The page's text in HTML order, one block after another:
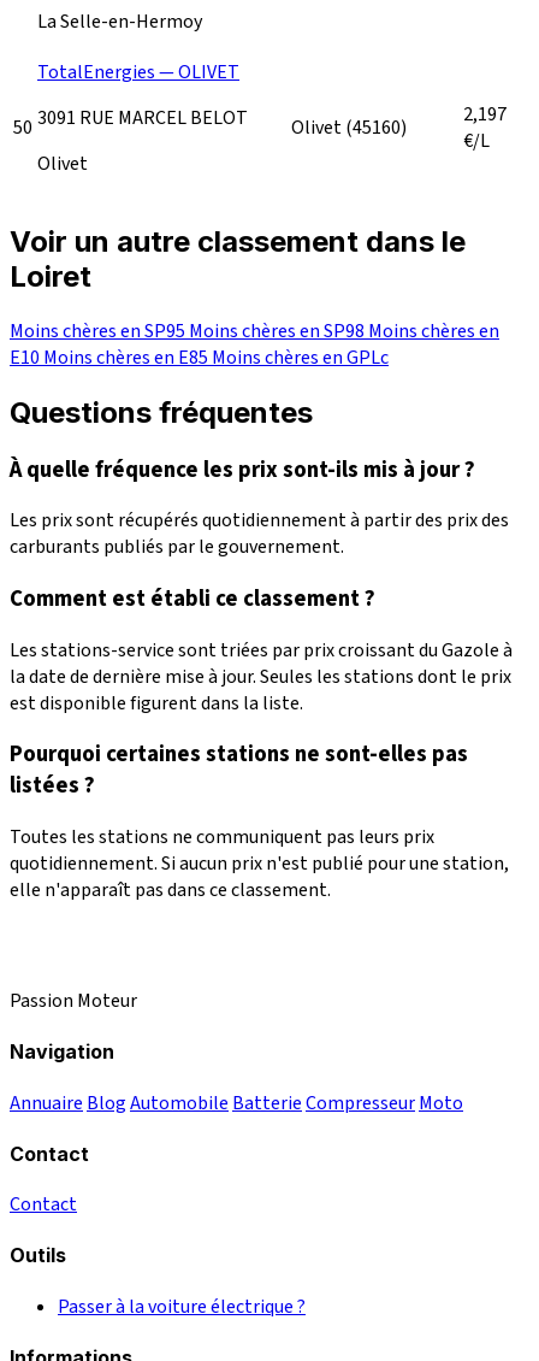
La Selle-en-Hermoy
50
TotalEnergies — OLIVET
3091 RUE MARCEL BELOT
Olivet
Olivet(45160)
2,197
€/L
Voir un autre classement dans le
Loiret
Moins chères en SP95 Moins chères en SP98 Moins chères en
E10 Moins chères en E85 Moins chères en GPLc
Questions fréquentes
À quelle fréquence les prix sont-ils mis à jour ?
Les prix sont récupérés quotidiennement à partir des prix des
carburants publiés par le gouvernement.
Comment est établi ce classement ?
Les stations-service sont triées par prix croissant du Gazole à
la date de dernière mise à jour. Seules les stations dont le prix
est disponible figurent dans la liste.
Pourquoi certaines stations ne sont-elles pas
listées ?
Toutes les stations ne communiquent pas leurs prix
quotidiennement. Si aucun prix n'est publié pour une station,
elle n'apparaît pas dans ce classement.
Passion Moteur
Navigation
Annuaire BlogAutomobile BatterieCompresseurMoto
Contact
Contact
Outils
Passer à la voiture électrique ?